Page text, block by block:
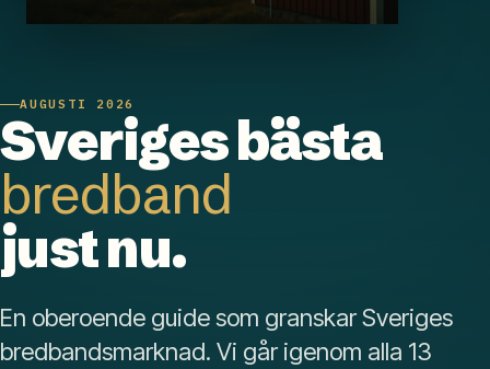
AUGUSTI 2026
Sveriges bästa
bredband
just nu.
En oberoende guide som granskar Sveriges
bredbandsmarknad. Vi går igenom alla 13